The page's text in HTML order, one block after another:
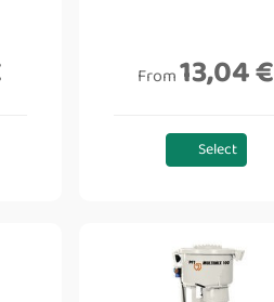
From13,04 €
Select